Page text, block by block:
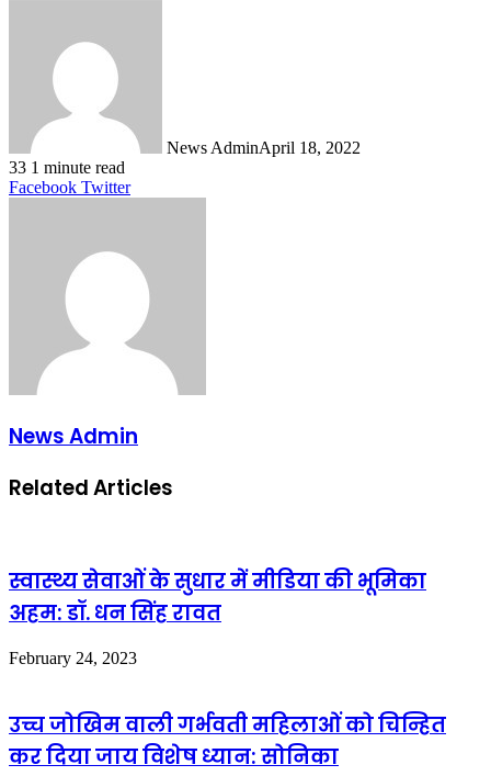
News AdminApril 18, 2022
33 1 minute read
Facebook TwitterLinkedIn
Tumblr
Pinterest
Reddit
VKontakte
Share
Print
News Admin
Related Articles
स्वास्थ्य सेवाओं के सुधार में मीडिया की भूमिका
अहम: डॉ. धन सिंह रावत
February 24, 2023
उच्च जोखिम वाली गर्भवती महिलाओं को चिन्हित
कर दिया जाय विशेष ध्यान: सोनिका